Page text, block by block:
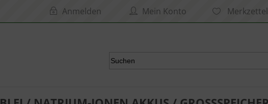
Anmelden Mein Konto Merkzettel